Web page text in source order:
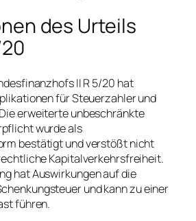
des Urteils
II R 5/20 hat
für Steuerzahler und
erweiterte unbeschränkte
wurde als
bestätigt und verstößt nicht
Kapitalverkehrsfreiheit.
hat Auswirkungen auf die
und kann zu einer
führen.